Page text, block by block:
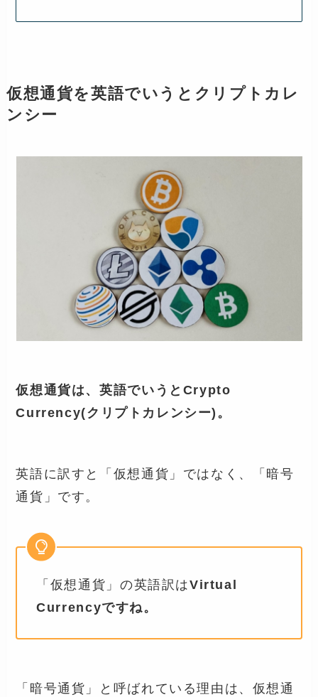
仮想通貨を英語でいうとクリプトカレ
ンシー
仮想通貨は、英語でいうとCrypto
Currency(クリプトカレンシー)。
英語に訳すと「仮想通貨」ではなく、「暗号
通貨」です。
「仮想通貨」の英語訳はVirtual
Currencyですね。
「暗号通貨」と呼ばれている理由は、仮想通